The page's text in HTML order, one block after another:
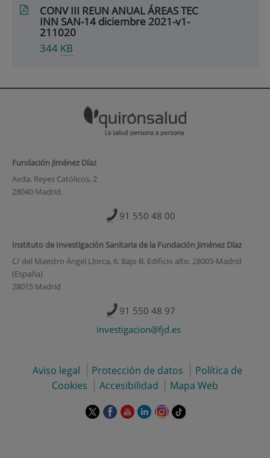
CONV III REUN ANUAL ÁREAS TEC
INN SAN-14 diciembre 2021-v1-
211020
344 KB
Fundación Jiménez Díaz
Avda. Reyes Católicos, 2
28040 Madrid
91 550 48 00
Instituto de Investigación Sanitaria de la Fundación Jiménez Díaz
C/ del Maestro Ángel Llorca, 6. Bajo B. Edificio alto. 28003-Madrid
(España)
28015 Madrid
91 550 48 97
investigacion@fjd.es
Aviso legal Protección de datos
Política de
Cookies
Accesibilidad Mapa Web
EsteEsteEsteEsteEsteEnlace